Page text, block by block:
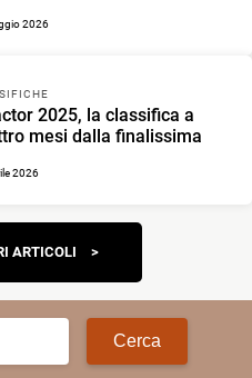
2026
2025, la classifica a
mesi dalla finalissima
2026
ARTICOLI